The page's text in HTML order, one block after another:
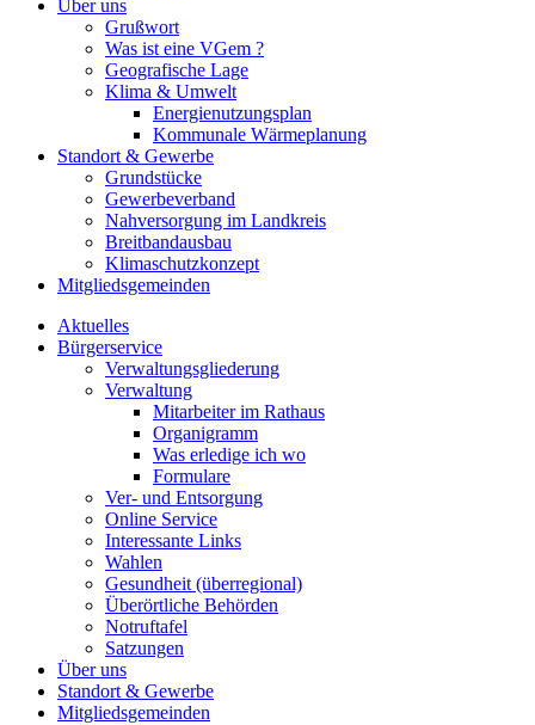
Über uns
Grußwort
Was ist eine VGem ?
Geografische Lage
Klima & Umwelt
Energienutzungsplan
Kommunale Wärmeplanung
Standort & Gewerbe
Grundstücke
Gewerbeverband
Nahversorgung im Landkreis
Breitbandausbau
Klimaschutzkonzept
Mitgliedsgemeinden
Aktuelles
Bürgerservice
Verwaltungsgliederung
Verwaltung
Mitarbeiter im Rathaus
Organigramm
Was erledige ich wo
Formulare
Ver- und Entsorgung
Online Service
Interessante Links
Wahlen
Gesundheit (überregional)
Überörtliche Behörden
Notruftafel
Satzungen
Über uns
Standort & Gewerbe
Mitgliedsgemeinden